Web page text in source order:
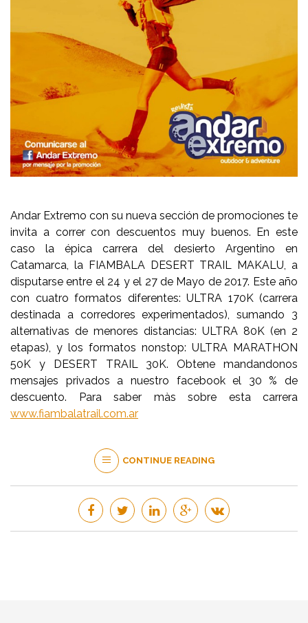
Andar Extremo con su nueva sección de promociones te
invita a correr con descuentos muy buenos. En este
caso la épica carrera del desierto Argentino en
Catamarca, la FIAMBALA DESERT TRAIL MAKALU, a
disputarse entre el 24 y el 27 de Mayo de 2017. Este año
con cuatro formatos diferentes: ULTRA 170K (carrera
destinada a corredores experimentados), sumando 3
alternativas de menores distancias: ULTRA 80K (en 2
etapas), y los formatos nonstop: ULTRA MARATHON
50K y DESERT TRAIL 30K. Obtene mandandonos
mensajes privados a nuestro facebook el 30 % de
descuento. Para saber màs sobre esta carrera
www.fiambalatrail.com.ar
CONTINUE READING